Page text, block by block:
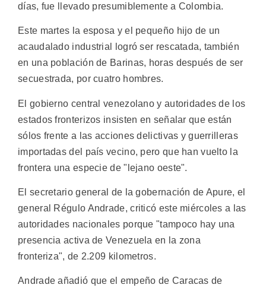
días, fue llevado presumiblemente a Colombia.
Este martes la esposa y el pequeño hijo de un
acaudalado industrial logró ser rescatada, también
en una población de Barinas, horas después de ser
secuestrada, por cuatro hombres.
El gobierno central venezolano y autoridades de los
estados fronterizos insisten en señalar que están
sólos frente a las acciones delictivas y guerrilleras
importadas del país vecino, pero que han vuelto la
frontera una especie de "lejano oeste".
El secretario general de la gobernación de Apure, el
general Régulo Andrade, criticó este miércoles a las
autoridades nacionales porque "tampoco hay una
presencia activa de Venezuela en la zona
fronteriza", de 2.209 kilometros.
Andrade añadió que el empeño de Caracas de